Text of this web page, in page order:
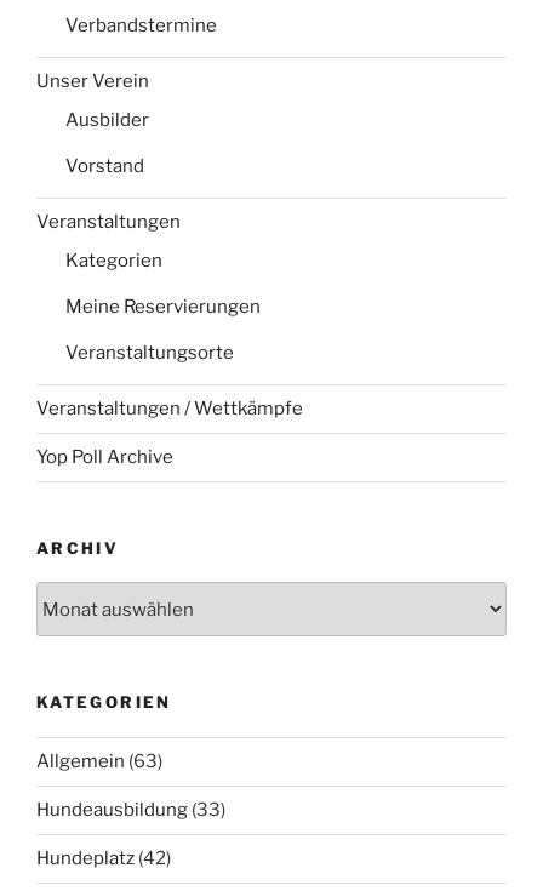
Verbandstermine
Unser Verein
Ausbilder
Vorstand
Veranstaltungen
Kategorien
Meine Reservierungen
Veranstaltungsorte
Veranstaltungen / Wettkämpfe
Yop Poll Archive
ARCHIV
KATEGORIEN
Allgemein (63)
Hundeausbildung (33)
Hundeplatz (42)